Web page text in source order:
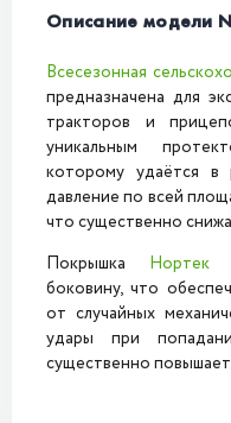
Описание модели
Всесезонная
предназначена для
тракторов и
уникальным
которому удаётся в
давление по всей
что существенно
Покрышка Нортек
боковину, что
от случайных
удары при
существенно